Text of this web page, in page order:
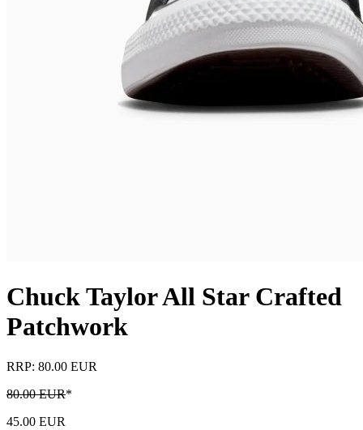
Chuck Taylor All Star Crafted
Patchwork
RRP: 80.00 EUR
80.00 EUR*
45.00 EUR